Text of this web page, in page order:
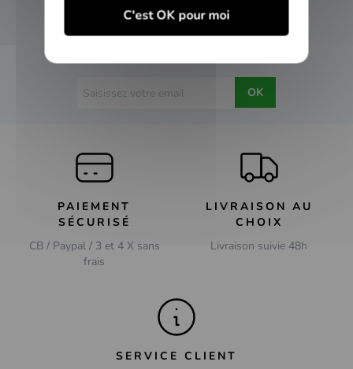
NEWSLETTER
OK
PAIEMENT
SÉCURISÉ
CB / Paypal / 3 et 4 X sans
frais
LIVRAISON AU
CHOIX
Livraison suivie 48h
SERVICE CLIENT
C'est OK pour moi